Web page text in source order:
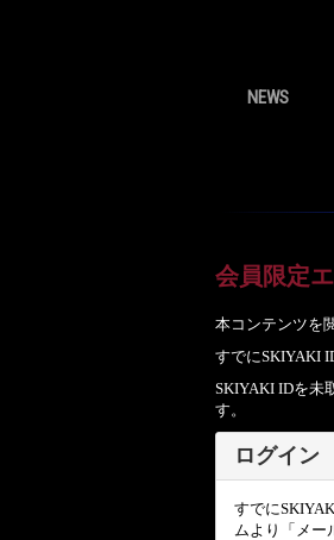
NEWS
会員限定
本コンテンツを
すでにSKIYAKI
SKIYAKI IDを未
す。
ログイン
すでに
ムより「メー